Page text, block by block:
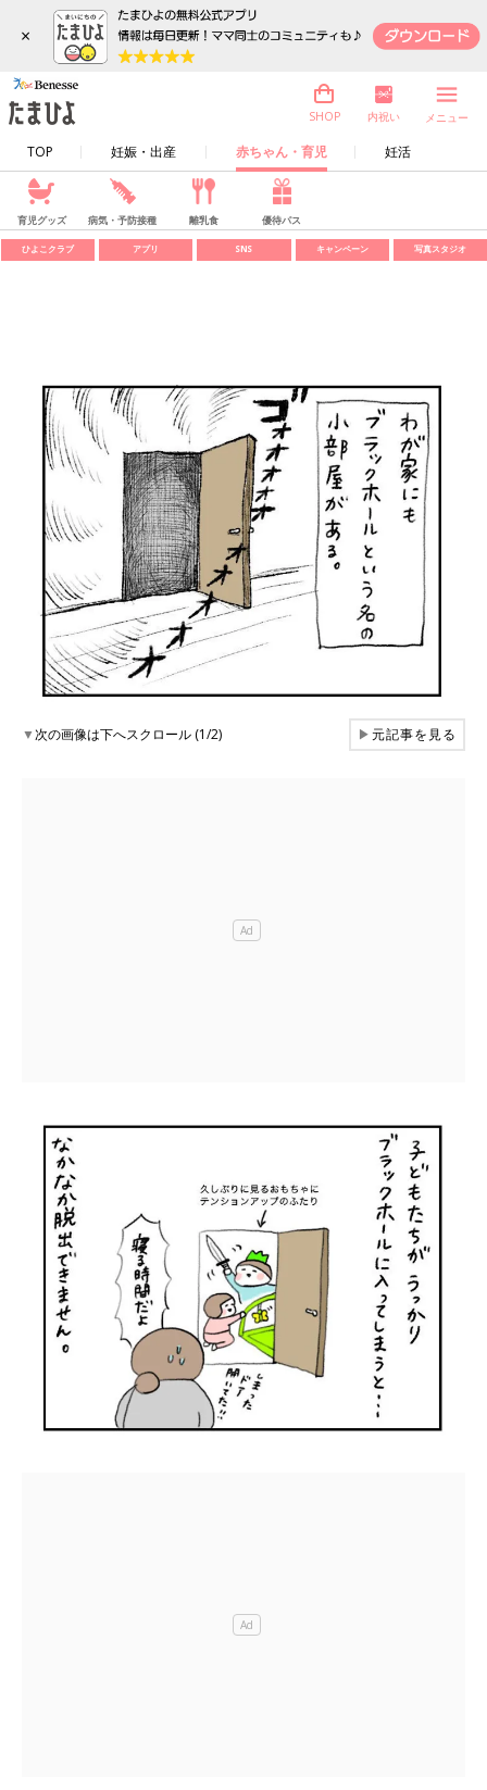
×
TOP 妊娠・出産 赤ちゃん・育児 妊活
SHOP 内祝い メニュー
育児グッズ 病気・予防接種 離乳食 優待パス
ひよこクラブ アプリ SNS キャンペーン 写真スタジオ
▼次の画像は下へスクロール (1/2) ▶元記事を見る